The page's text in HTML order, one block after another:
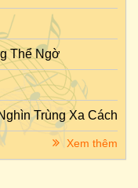
Thể Ngờ
Trùng Xa Cách
Xem thêm